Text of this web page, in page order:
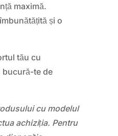
maximă.
și o
tău cu
bucură-te de
cu modelul
achiziția. Pentru